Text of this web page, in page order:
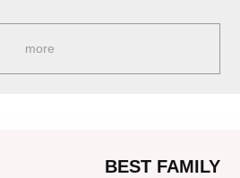
more
BEST FAMILY